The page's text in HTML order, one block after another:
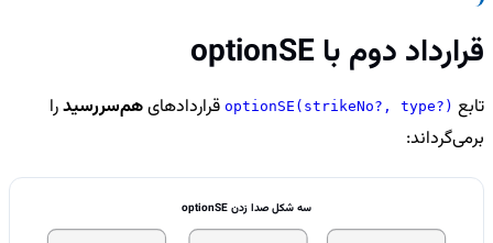
قرارداد دوم با optionSE
تابع optionSE(strikeNo?, type?) قراردادهایهم‌سررسیدرا
برمی‌گرداند:
سه شکل صدا زدن optionSE